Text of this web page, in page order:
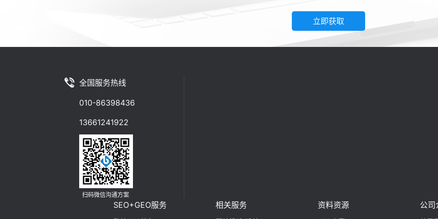
立即获取
全国服务热线
010-86398436
13661241922
扫码微信沟通方案
SEO+GEO服务 相关服务 资料资源 公司